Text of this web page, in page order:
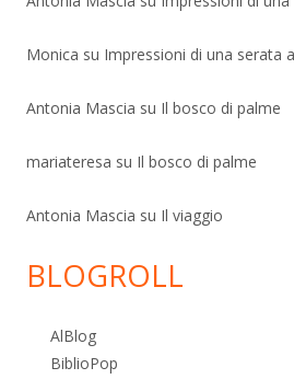
Monica su Impressioni di una serata
Antonia Mascia su Il bosco di palme
mariateresa su Il bosco di palme
Antonia Mascia su Il viaggio
BLOGROLL
AlBlog
BiblioPop